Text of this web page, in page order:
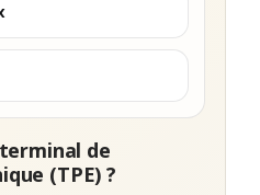
terminal de
(TPE) ?